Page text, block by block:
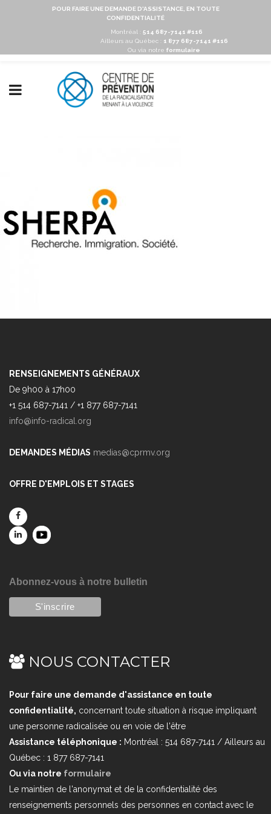
POUR FAIRE UNE DEMANDE D'ASSISTANCE, EN TOUTE
CONFIDENTIALITÉ
Montréal : 514 687-7141 #116
Ailleurs au Québec :
1 877 687-7141 #116
Ou via notre formulaire
RENSEIGNEMENTS GÉNÉRAUX
De 9h00 à 17h00
+1 514 687-7141 / +1 877 687-7141
info@info-radical.org
DEMANDES MÉDIAS medias@cprmv.org
OFFRE D'EMPLOIS ET STAGES
Abonnez-vous à notre bulletin
NOUS CONTACTER
Pour faire une demande d'assistance en toute
confidentialité, concernant toute situation à risque impliquant
une personne radicalisée ou en voie de l'être
Assistance téléphonique : Montréal : 514 687-7141 / Ailleurs au
Québec : 1 877 687-7141
Ou via notre formulaire
Le maintien de l'anonymat et de la confidentialité des
renseignements personnels des personnes en contact avec le